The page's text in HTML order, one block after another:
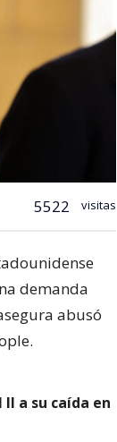
5522 visitas
demanda
abusó
a su caída en